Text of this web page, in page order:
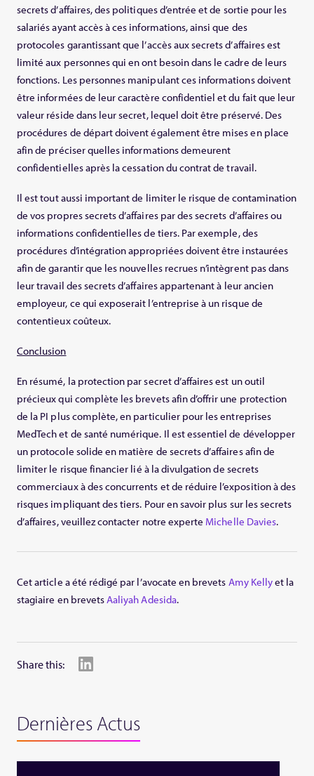
secrets d’affaires, des politiques d’entrée et de sortie pour les
salariés ayant accès à ces informations, ainsi que des
protocoles garantissant que l’accès aux secrets d’affaires est
limité aux personnes qui en ont besoin dans le cadre de leurs
fonctions. Les personnes manipulant ces informations doivent
être informées de leur caractère confidentiel et du fait que leur
valeur réside dans leur secret, lequel doit être préservé. Des
procédures de départ doivent également être mises en place
afin de préciser quelles informations demeurent
confidentielles après la cessation du contrat de travail.
Il est tout aussi important de limiter le risque de contamination
de vos propres secrets d’affaires par des secrets d’affaires ou
informations confidentielles de tiers. Par exemple, des
procédures d’intégration appropriées doivent être instaurées
afin de garantir que les nouvelles recrues n’intègrent pas dans
leur travail des secrets d’affaires appartenant à leur ancien
employeur, ce qui exposerait l’entreprise à un risque de
contentieux coûteux.
Conclusion
En résumé, la protection par secret d’affaires est un outil
précieux qui complète les brevets afin d’offrir une protection
de la PI plus complète, en particulier pour les entreprises
MedTech et de santé numérique. Il est essentiel de développer
un protocole solide en matière de secrets d’affaires afin de
limiter le risque financier lié à la divulgation de secrets
commerciaux à des concurrents et de réduire l’exposition à des
risques impliquant des tiers. Pour en savoir plus sur les secrets
d’affaires, veuillez contacter notre experte Michelle Davies.
Cet article a été rédigé par l’avocate en brevets Amy Kellyet la
stagiaire en brevetsAaliyah Adesida.
Share this:
Dernières Actus